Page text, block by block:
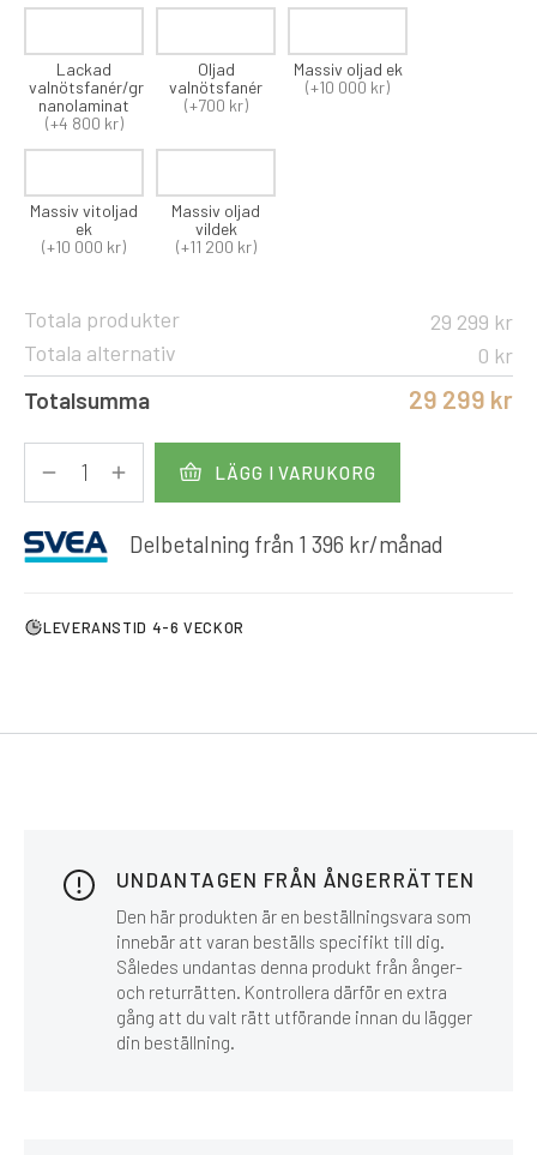
Lackad
valnötsfanér/grön
nanolaminat
(+4 800 kr)
Oljad
valnötsfanér
(+700 kr)
Massiv oljad ek
(+10 000 kr)
Massiv vitoljad
ek
(+10 000 kr)
Massiv oljad
vildek
(+11 200 kr)
Totala produkter
29 299 kr
Totala alternativ
0 kr
Totalsumma 29 299 kr
LÄGG I VARUKORG
Delbetalning från 1 396 kr/månad
LEVERANSTID 4-6 VECKOR
UNDANTAGEN FRÅN ÅNGERRÄTTEN
Den här produkten är en beställningsvara som
innebär att varan beställs specifikt till dig.
Således undantas denna produkt från ånger-
och returrätten. Kontrollera därför en extra
gång att du valt rätt utförande innan du lägger
din beställning.